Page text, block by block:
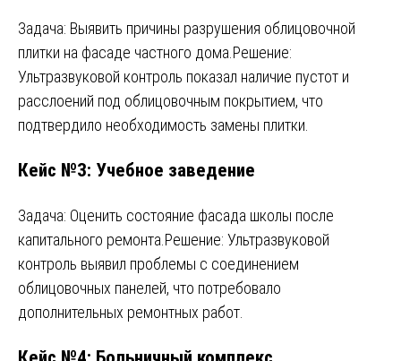
Задача: Выявить причины разрушения облицовочной
плитки на фасаде частного дома.Решение:
Ультразвуковой контроль показал наличие пустот и
расслоений под облицовочным покрытием, что
подтвердило необходимость замены плитки.
Кейс №3: Учебное заведение
Задача: Оценить состояние фасада школы после
капитального ремонта.Решение: Ультразвуковой
контроль выявил проблемы с соединением
облицовочных панелей, что потребовало
дополнительных ремонтных работ.